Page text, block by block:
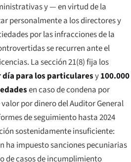
y — en virtud de la
personalmente a los directores y
por las infracciones de la
se recurren ante el
La sección 21(8) fija los
día para los particularesy100.000
en caso de condena por
por dinero del Auditor General
de seguimiento hasta 2024
sostenidamente insuficiente:
ha impuesto sanciones pecuniarias
de casos de incumplimiento